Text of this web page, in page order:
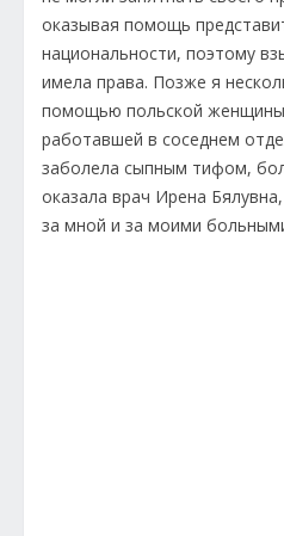
оказывая помощь
национальности, поэтому
имела права. Позже я
помощью польской
работавшей в соседнем
заболела сыпным тифом,
оказала врач Ирена
за мной и за моими